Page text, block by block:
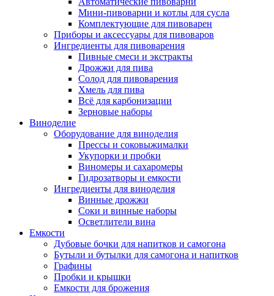
Мини-пивоварни и котлы для сусла
Комплектующие для пивоварен
Приборы и аксессуары для пивоваров
Ингредиенты для пивоварения
Пивные смеси и экстракты
Дрожжи для пива
Солод для пивоварения
Хмель для пива
Всё для карбонизации
Зерновые наборы
Виноделие
Оборудование для виноделия
Прессы и соковыжималки
Укупорки и пробки
Виномеры и сахаромеры
Гидрозатворы и емкости
Ингредиенты для виноделия
Винные дрожжи
Соки и винные наборы
Осветлители вина
Емкости
Дубовые бочки для напитков и самогона
Бутыли и бутылки для самогона и напитков
Графины
Пробки и крышки
Емкости для брожения